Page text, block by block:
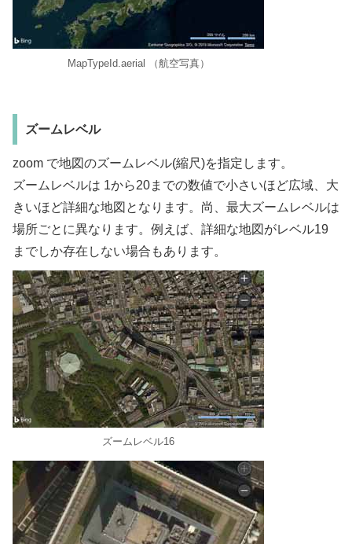
MapTypeId.aerial （航空写真）
ズームレベル
zoom で地図のズームレベル(縮尺)を指定します。
ズームレベルは 1から20までの数値で小さいほど広域、大
きいほど詳細な地図となります。尚、最大ズームレベルは
場所ごとに異なります。例えば、詳細な地図がレベル19
までしか存在しない場合もあります。
ズームレベル16